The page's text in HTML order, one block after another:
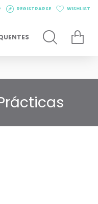
REGISTRARSE WISHLIST